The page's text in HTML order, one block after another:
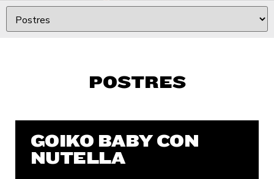
POSTRES
GOIKO BABY CON
NUTELLA